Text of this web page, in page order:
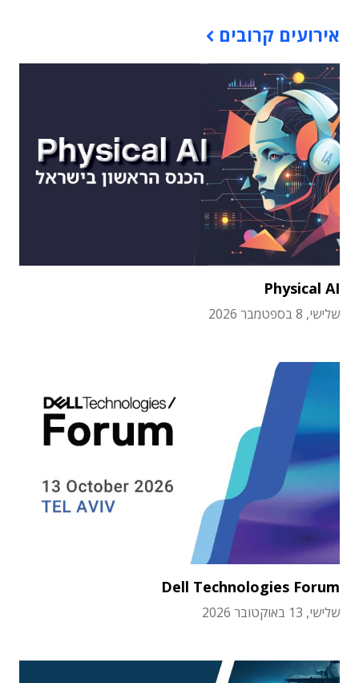
אירועים קרובים
Physical AI
שלישי, 8 בספטמבר 2026
Dell Technologies Forum
שלישי, 13 באוקטובר 2026